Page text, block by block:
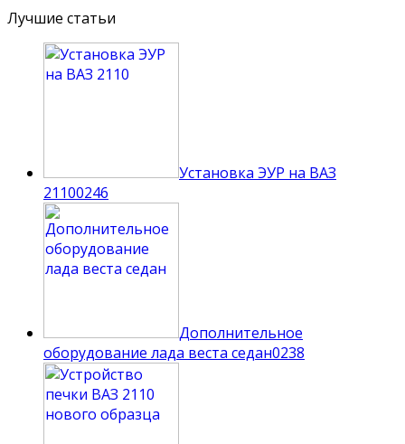
Лучшие статьи
Установка ЭУР на ВАЗ
21100246
Дополнительное
оборудование лада веста седан0238